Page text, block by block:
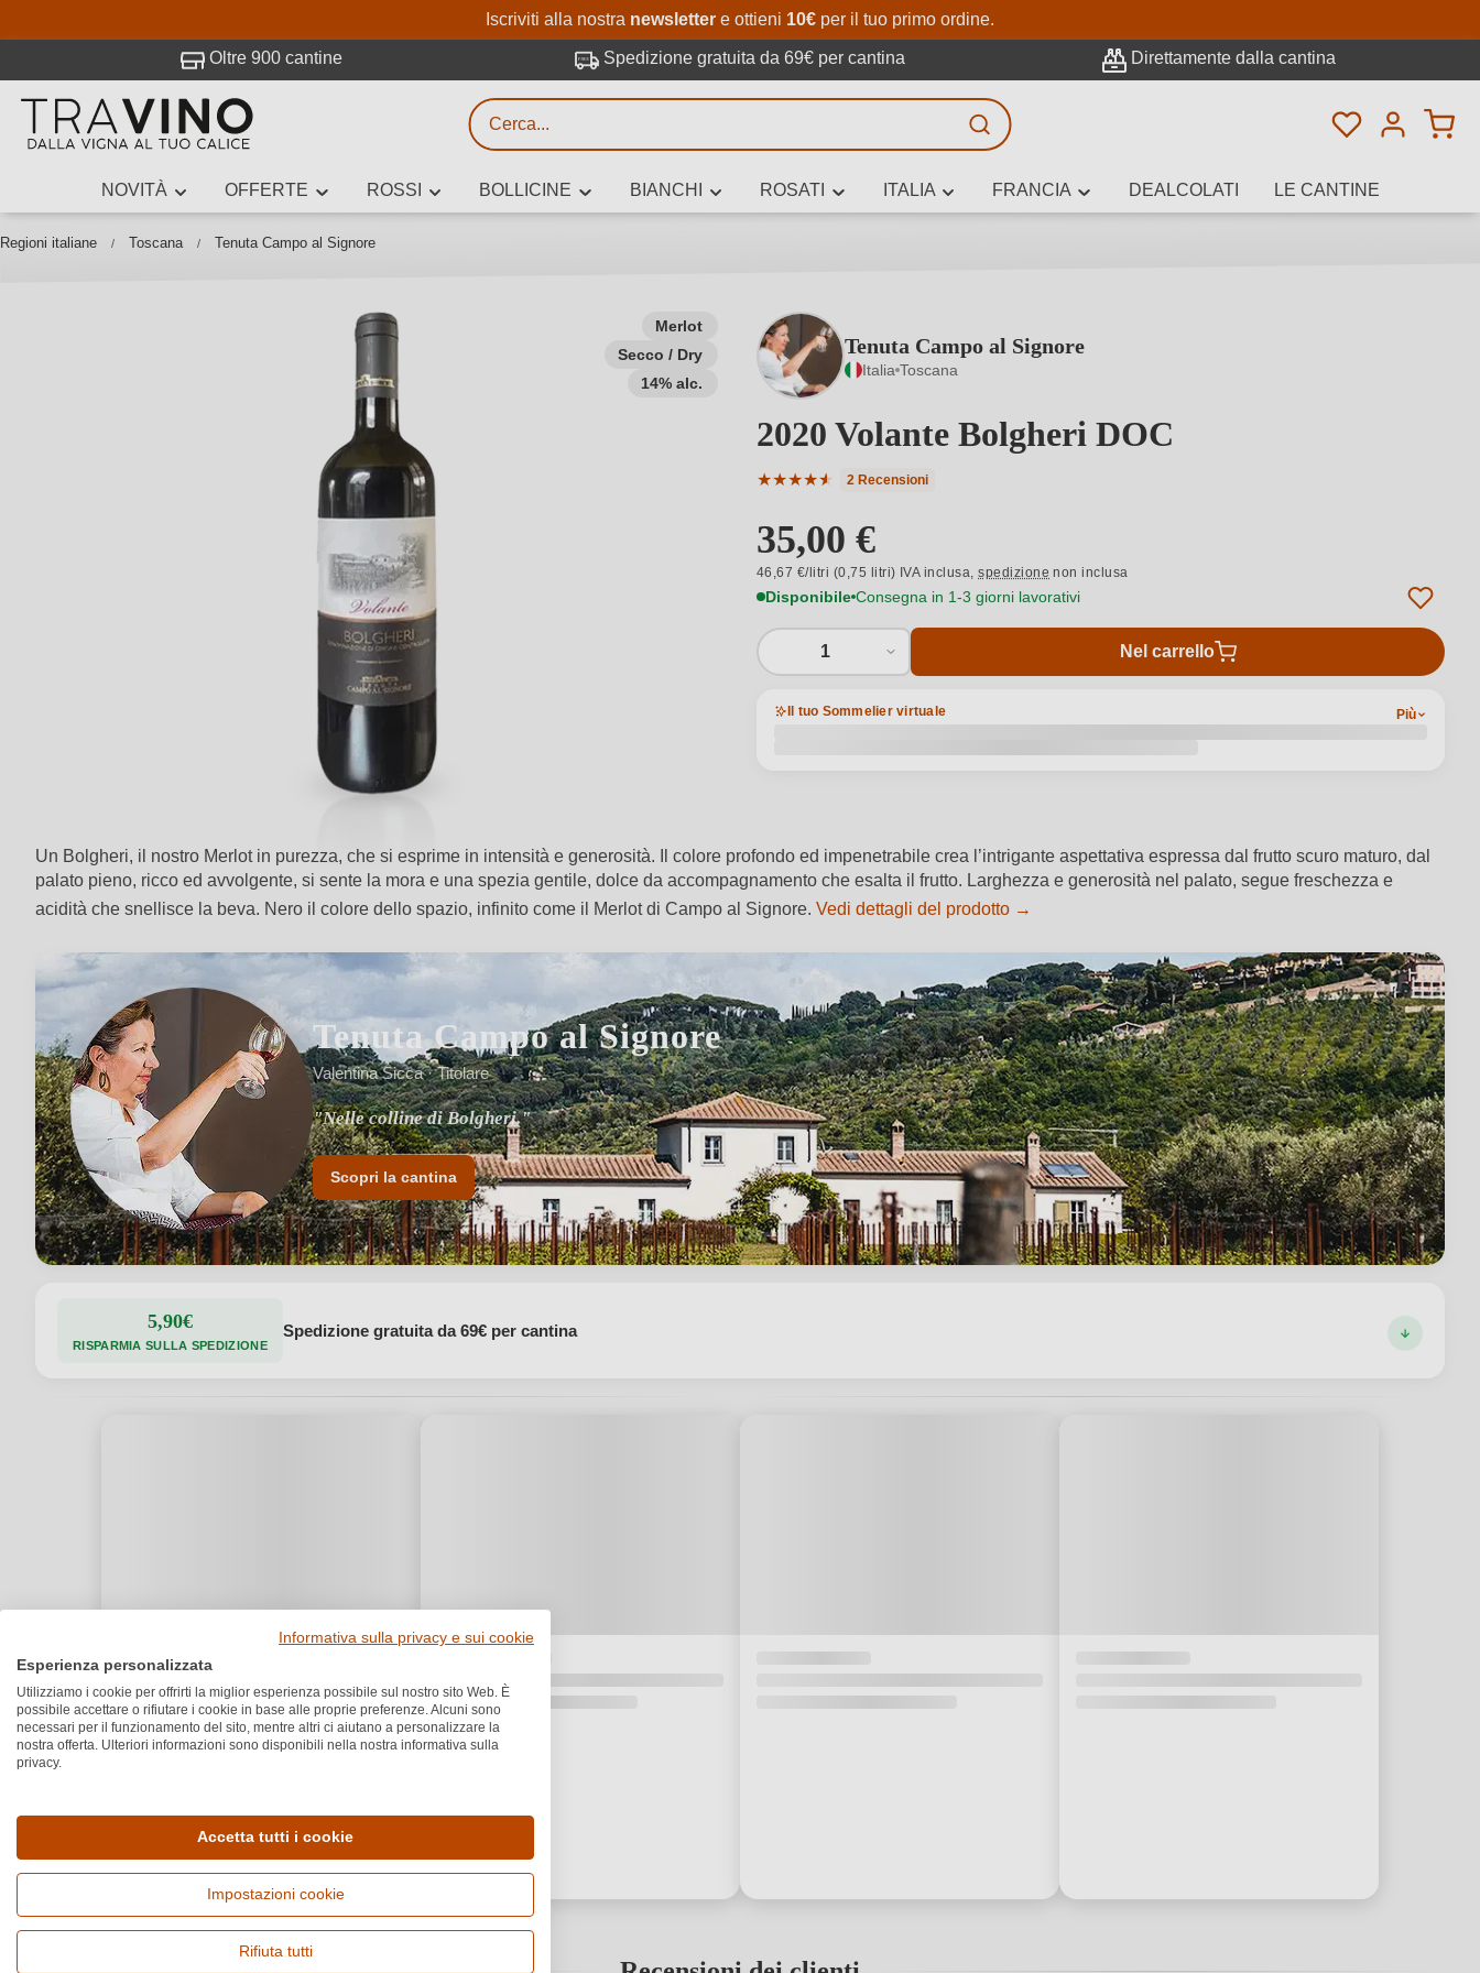
Passa al contenuto principale
Salta alla ricerca
Passa alla navigazione principale
Iscriviti alla nostra newsletter e ottieni 10€ per il tuo primo ordine.
Oltre 900 cantine Spedizione gratuita da 69€ per cantina Direttamente dalla cantina
Hai 0 articoli
NOVITÀ OFFERTE ROSSI BOLLICINE BIANCHI ROSATI ITALIA FRANCIA DEALCOLATI LE CANTINE
Regioni italiane Toscana Tenuta Campo al Signore
Merlot
Secco / Dry
14% alc.
Tenuta Campo al Signore
Italia Toscana
2020 Volante Bolgheri DOC
★★★★★
★
Valutazione media di 4.5 su 5 stelle
2 Recensioni
35,00 €
46,67 €/litri (0,75 litri) IVA inclusa,spedizione non inclusa
Disponibile Consegna in 1-3 giorni lavorativi
1 Nel carrello
Il tuo Sommelier virtuale Più
Un Bolgheri, il nostro Merlot in purezza, che si esprime in intensità e generosità. Il colore profondo ed impenetrabile crea l’intrigante aspettativa espressa dal frutto scuro maturo, dal
palato pieno, ricco ed avvolgente, si sente la mora e una spezia gentile, dolce da accompagnamento che esalta il frutto. Larghezza e generosità nel palato, segue freschezza e
acidità che snellisce la beva. Nero il colore dello spazio, infinito come il Merlot di Campo al Signore. Vedi dettagli del prodotto →
Tenuta Campo al Signore
Valentina Sicca · Titolare
"Vitigni internazionali Merlot e Cabernet."
Scopri la cantina
5,90€
RISPARMIA SULLA SPEDIZIONE
Spedizione gratuita da 69€ per cantina
Ricerca vini
Inserisci almeno 3 caratteri
Ricerca avanzata
Descrivi il vino stai cercando – per gusto, occasione, nome del vino, vitigno, regione, cantina o
altri criteri.
Travino.
Informativa sulla privacy e sui cookie
Esperienza personalizzata
Utilizziamo i cookie per offrirti la miglior esperienza possibile sul nostro sito Web. È
possibile accettare o rifiutare i cookie in base alle proprie preferenze. Alcuni sono
necessari per il funzionamento del sito, mentre altri ci aiutano a personalizzare la
nostra offerta. Ulteriori informazioni sono disponibili nella nostra informativa sulla
privacy.
Accetta tutti i cookie
Impostazioni cookie
Rifiuta tutti